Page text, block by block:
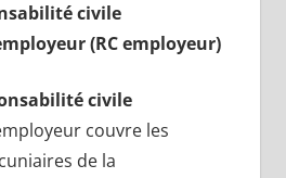
civile
(RC employeur)
civile
couvre les
de la